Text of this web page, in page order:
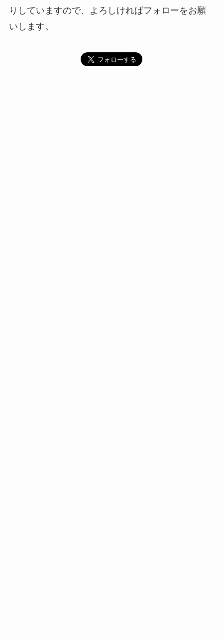
りしていますので、よろしければフォローをお願
いします。